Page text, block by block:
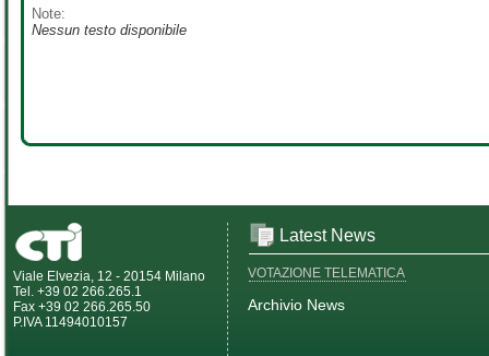
Note:
Nessun testo disponibile
Viale Elvezia, 12 - 20154 Milano
Tel. +39 02 266.265.1
Fax +39 02 266.265.50
P.IVA 11494010157
Latest News
VOTAZIONE TELEMATICA
Archivio News